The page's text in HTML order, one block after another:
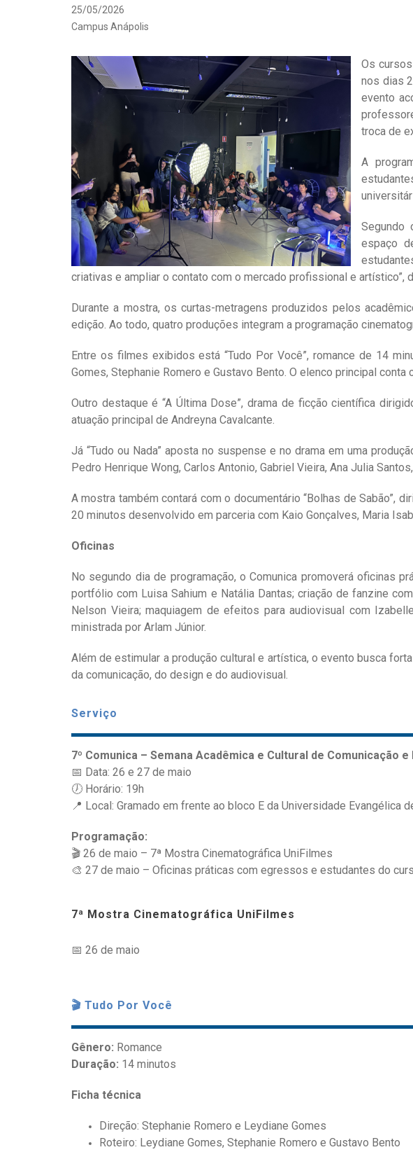
25/05/2026
Campus Anápolis
Os
nos dias
evento
troca de
A
Segundo
espaço
criativas e ampliar o contato com o mercado profissional e artístico”,
Durante a mostra, os curtas-metragens produzidos pelos
edição. Ao todo, quatro produções integram a programação
Entre os filmes exibidos está “Tudo Por Você”, romance de 14
Gomes, Stephanie Romero e Gustavo Bento. O elenco principal conta
Outro destaque é “A Última Dose”, drama de ficção científica
atuação principal de Andreyna Cavalcante.
Já “Tudo ou Nada” aposta no suspense e no drama em uma
Pedro Henrique Wong, Carlos Antonio, Gabriel Vieira, Ana Julia
A mostra também contará com o documentário “Bolhas de Sabão”,
20 minutos desenvolvido em parceria com Kaio Gonçalves, Maria
Oficinas
No segundo dia de programação, o Comunica promoverá oficinas
portfólio com Luisa Sahium e Natália Dantas; criação de fanzine
Nelson Vieira; maquiagem de efeitos para audiovisual com
ministrada por Arlam Júnior.
Além de estimular a produção cultural e artística, o evento busca
da comunicação, do design e do audiovisual.
Serviço
7º Comunica – Semana Acadêmica e Cultural de Comunicação e
📅 Data: 26 e 27 de maio
🕖 Horário: 19h
📍 Local: Gramado em frente ao bloco E da Universidade Evangélica
Programação:
🎬 26 de maio – 7ª Mostra Cinematográfica UniFilmes
🎨 27 de maio – Oficinas práticas com egressos e estudantes do
7ª Mostra Cinematográfica UniFilmes
📅 26 de maio
🎬 Tudo Por Você
Gênero: Romance
Duração: 14 minutos
Ficha técnica
Direção: Stephanie Romero e Leydiane Gomes
Roteiro: Leydiane Gomes, Stephanie Romero e Gustavo Bento